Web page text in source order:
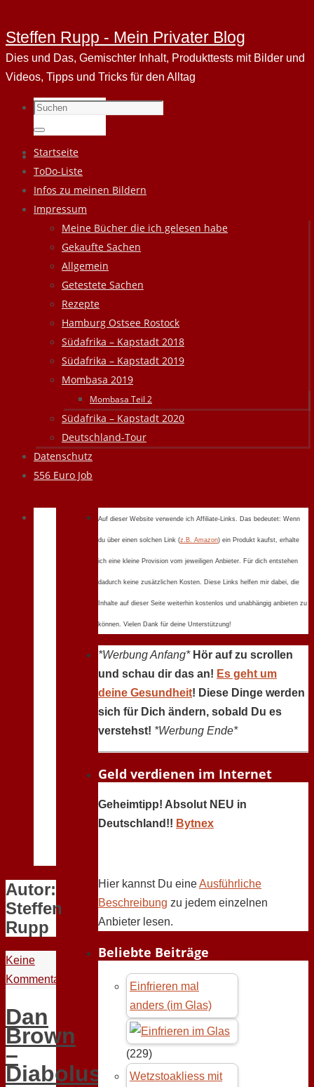
Steffen Rupp - Mein Privater Blog
Dies und Das, Gemischter Inhalt, Produkttests mit Bilder und
Videos, Tipps und Tricks für den Alltag
Suchen
nach:
Suchen
Zum
Inhalt
springen
Startseite
ToDo-Liste
Infos zu meinen Bildern
Impressum
Meine Bücher die ich gelesen habe
Gekaufte Sachen
Allgemein
Getestete Sachen
Rezepte
Hamburg Ostsee Rostock
Südafrika – Kapstadt 2018
Südafrika – Kapstadt 2019
Mombasa 2019
Mombasa Teil 2
Südafrika – Kapstadt 2020
Deutschland-Tour
Datenschutz
556 Euro Job
Autor:
Steffen
Rupp
Keine
Kommentare
Dan
Brown
–
Diabolus
Auf dieser Website verwende ich Affiliate-Links. Das bedeutet: Wenn
du über einen solchen Link (z.B. Amazon) ein Produkt kaufst, erhalte
ich eine kleine Provision vom jeweiligen Anbieter. Für dich entstehen
dadurch keine zusätzlichen Kosten. Diese Links helfen mir dabei, die
Inhalte auf dieser Seite weiterhin kostenlos und unabhängig anbieten zu
können. Vielen Dank für deine Unterstützung!
*Werbung Anfang* Hör auf zu scrollen
und schau dir das an! Es geht um
deine Gesundheit! Diese Dinge werden
sich für Dich ändern, sobald Du es
verstehst! *Werbung Ende*
Geld verdienen im Internet
Geheimtipp! Absolut NEU in
Deutschland!! Bytnex
Hier kannst Du eineAusführliche
Beschreibung zu jedem einzelnen
Anbieter lesen.
Beliebte Beiträge
Einfrieren mal
anders (im Glas)
(229)
Wetzstoakliess mit